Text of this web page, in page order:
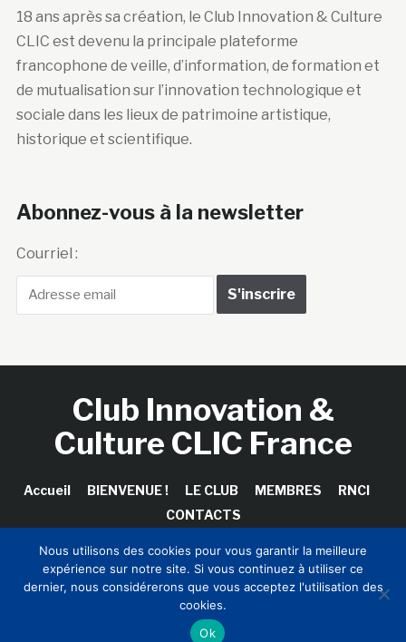
18 ans après sa création, le Club Innovation & Culture
CLIC est devenu la principale plateforme
francophone de veille, d’information, de formation et
de mutualisation sur l’innovation technologique et
sociale dans les lieux de patrimoine artistique,
historique et scientifique.
Abonnez-vous à la newsletter
Courriel :
Club Innovation &
Culture CLIC France
Accueil BIENVENUE ! LE CLUB MEMBRES
RNCI
CONTACTS
Copyright © 2026 Club Innovation & Culture CLIC France /
Sinapses Conseils
Nous utilisons des cookies pour vous garantir la meilleure
expérience sur notre site. Si vous continuez à utiliser ce
dernier, nous considérerons que vous acceptez l'utilisation des
cookies.
Ok